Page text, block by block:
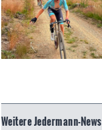
Weitere Jedermann-News